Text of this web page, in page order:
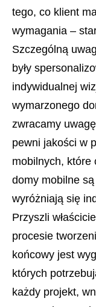
tego, co klient
wymagania –
Szczególną
były
indywidualnej
wymarzonego
zwracamy
pewni jakości w
mobilnych, które
domy mobilne
wyróżniają się
Przyszli
procesie
końcowy jest
których
każdy projekt,